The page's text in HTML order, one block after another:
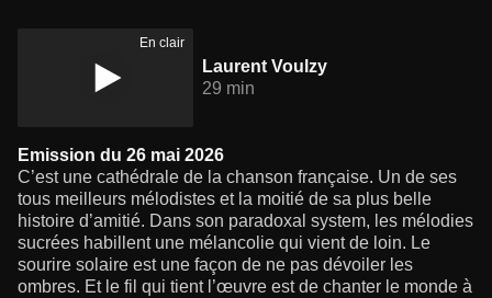
En clair
Laurent Voulzy
29 min
Emission du 26 mai 2026
C’est une cathédrale de la chanson française. Un de ses
tous meilleurs mélodistes et la moitié de sa plus belle
histoire d’amitié. Dans son paradoxal system, les mélodies
sucrées habillent une mélancolie qui vient de loin. Le
sourire solaire est une façon de ne pas dévoiler les
ombres. Et le fil qui tient l’œuvre est de chanter le monde à